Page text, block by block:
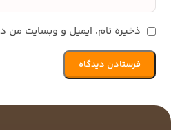
ذخیره نام، ایمیل و وبسایت من